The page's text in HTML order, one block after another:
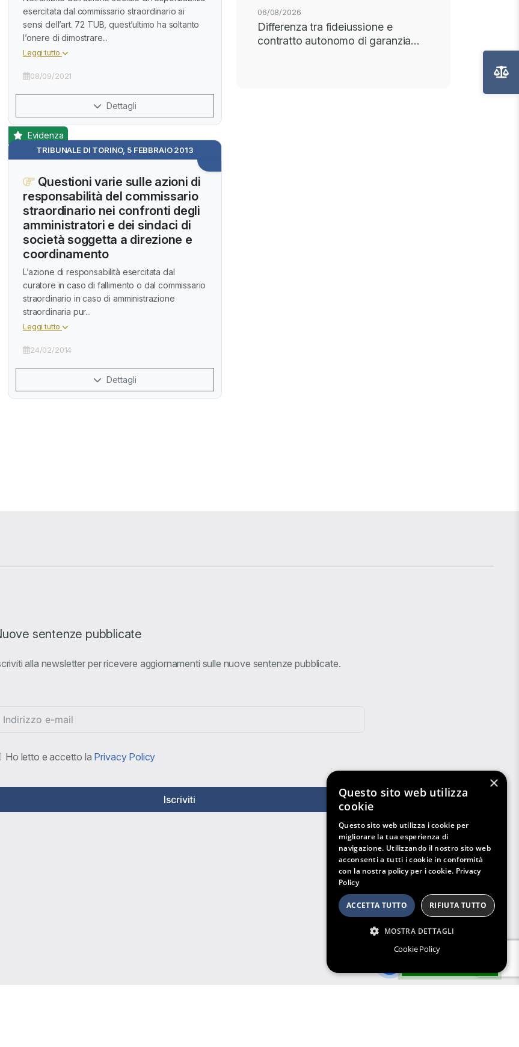
06/08/2026
Differenza tra fideiussione e
contratto autonomo di garanzia…
esercitata dal commissario straordinario ai
sensi dell’art. 72 TUB, quest’ultimo ha soltanto
l’onere di dimostrare...
Leggi tutto
08/09/2021
Dettagli
TRIBUNALE DI TORINO, 5 FEBBRAIO 2013
Evidenza
Questioni varie sulle azioni di
responsabilità del commissario
straordinario nei confronti degli
amministratori e dei sindaci di
società soggetta a direzione e
coordinamento
L’azione di responsabilità esercitata dal
curatore in caso di fallimento o dal commissario
straordinario in caso di amministrazione
straordinaria pur...
Leggi tutto
24/02/2014
Dettagli
sentenze pubblicate
alla newsletter per ricevere aggiornamenti sulle nuove sentenze pubblicate.
Ho letto e accetto la Privacy Policy
Iscriviti
×
Questo sito web utilizza
cookie
Questo sito web utilizza i cookie per
migliorare la tua esperienza di
navigazione. Utilizzando il nostro sito web
acconsenti a tutti i cookie in conformità
con la nostra policy per i cookie. Privacy
Policy
ACCETTA TUTTO RIFIUTA TUTTO
MOSTRA DETTAGLI
Cookie Policy